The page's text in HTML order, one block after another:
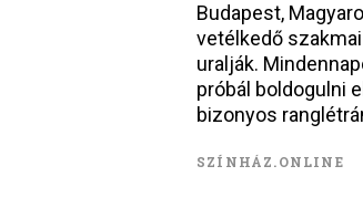
Budapest,
vetélkedő
uralják.
próbál boldogulni
bizonyos
SZÍNHÁZ.ONLINE